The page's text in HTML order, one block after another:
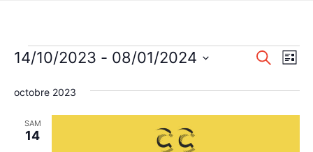
Évènements Recherche
Liste
14/10/2023 - 08/01/2024
une
octobre 2023
SAM
14